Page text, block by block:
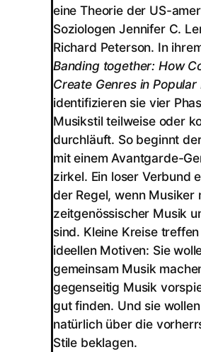
eine Theorie der US-
Soziologen Jennifer C.
Richard Peterson. In
Banding together: How
Create Genres in Popular
identifizieren sie vier
Musikstil teilweise oder
durchläuft. So beginnt
mit einem Avantgarde-
zirkel. Ein loser Verbund
der Regel, wenn Musiker
zeitgenössischer Musik
sind. Kleine Kreise
ideellen Motiven: Sie
gemeinsam Musik
gegenseitig Musik
gut finden. Und sie
natürlich über die
Stile beklagen.